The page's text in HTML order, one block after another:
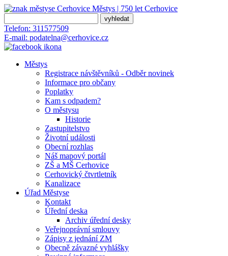
Městys | 750 let Cerhovice
Telefon: 311577509
E-mail: podatelna@cerhovice.cz
Městys
Registrace návštěvníků - Odběr novinek
Informace pro občany
Poplatky
Kam s odpadem?
O městysu
Historie
Zastupitelstvo
Životní události
Obecní rozhlas
Náš mapový portál
ZŠ a MŠ Cerhovice
Cerhovický čtvrtletník
Kanalizace
Úřad Městyse
Kontakt
Úřední deska
Archiv úřední desky
Veřejnoprávní smlouvy
Zápisy z jednání ZM
Obecně závazné vyhlášky